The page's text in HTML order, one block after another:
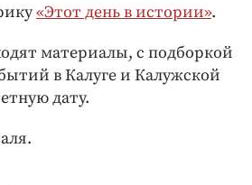
«Этот день в истории».
материалы, с подборкой
в Калуге и Калужской
дату.